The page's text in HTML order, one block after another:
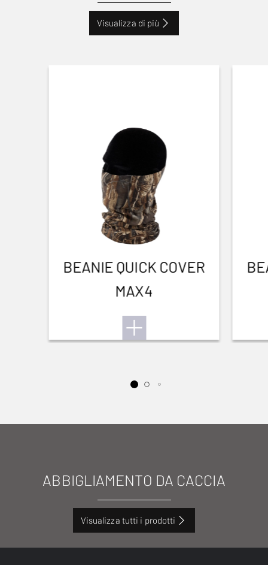
Visualizza di più
BEANIE QUICK COVER
MAX4
ABBIGLIAMENTO DA CACCIA
Visualizza tutti i prodotti